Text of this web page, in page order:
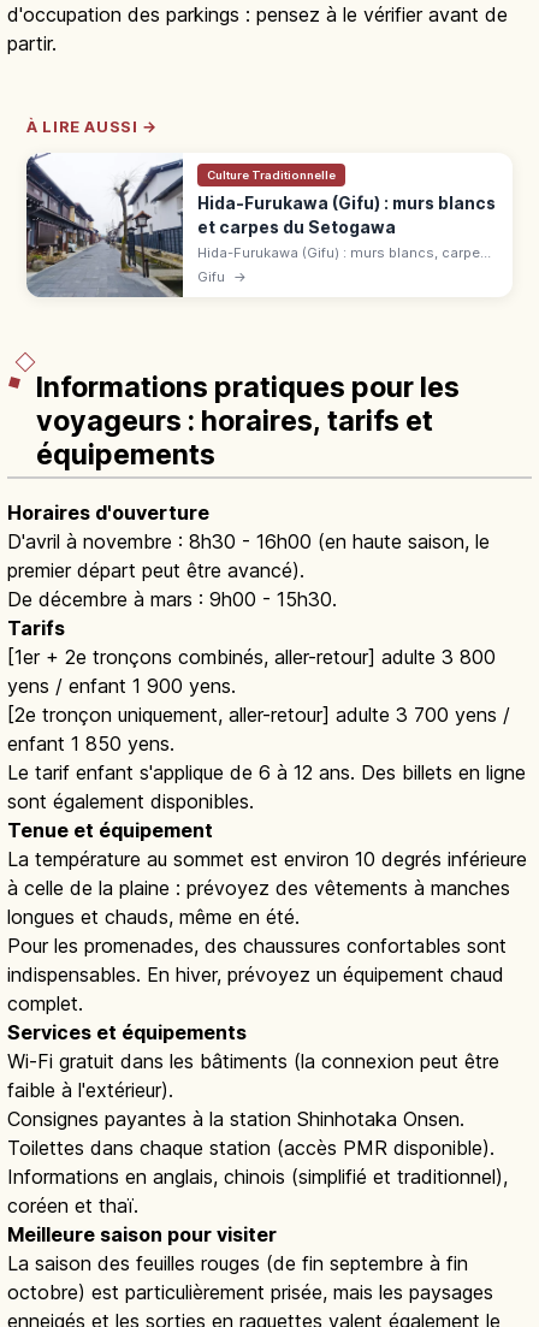
d'occupation des parkings : pensez à le vérifier avant de
partir.
À LIRE AUSSI →
Culture Traditionnelle
Hida-Furukawa (Gifu) : murs blancs
et carpes du Setogawa
Hida-Furukawa (Gifu) : murs blancs, carpes
du Setogawa, décor de « Your Name. ».
Gifu →
Informations pratiques pour les
voyageurs : horaires, tarifs et
équipements
Horaires d'ouverture
D'avril à novembre : 8h30 - 16h00 (en haute saison, le
premier départ peut être avancé).
De décembre à mars : 9h00 - 15h30.
Tarifs
[1er + 2e tronçons combinés, aller-retour] adulte 3 800
yens / enfant 1 900 yens.
[2e tronçon uniquement, aller-retour] adulte 3 700 yens /
enfant 1 850 yens.
Le tarif enfant s'applique de 6 à 12 ans. Des billets en ligne
sont également disponibles.
Tenue et équipement
La température au sommet est environ 10 degrés inférieure
à celle de la plaine : prévoyez des vêtements à manches
longues et chauds, même en été.
Pour les promenades, des chaussures confortables sont
indispensables. En hiver, prévoyez un équipement chaud
complet.
Services et équipements
Wi-Fi gratuit dans les bâtiments (la connexion peut être
faible à l'extérieur).
Consignes payantes à la station Shinhotaka Onsen.
Toilettes dans chaque station (accès PMR disponible).
Informations en anglais, chinois (simplifié et traditionnel),
coréen et thaï.
Meilleure saison pour visiter
La saison des feuilles rouges (de fin septembre à fin
octobre) est particulièrement prisée, mais les paysages
enneigés et les sorties en raquettes valent également le